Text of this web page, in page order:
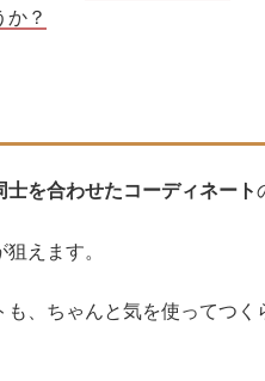
か？
を合わせたコーディネート
えます。
、ちゃんと気を使ってつく